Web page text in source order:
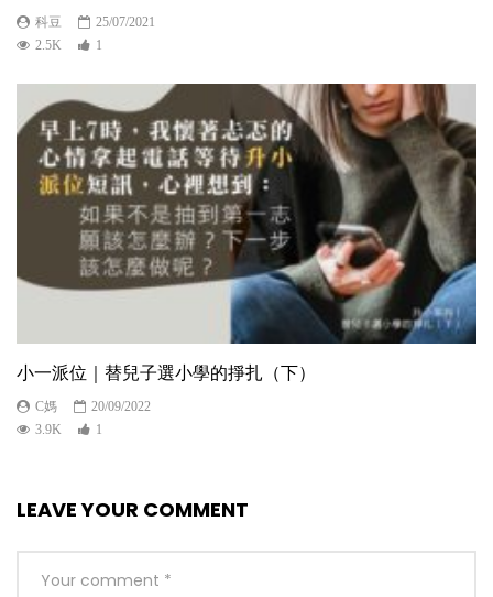
科豆
25/07/2021
2.5K
1
小一派位｜替兒子選小學的掙扎（下）
C媽
20/09/2022
3.9K
1
LEAVE YOUR COMMENT